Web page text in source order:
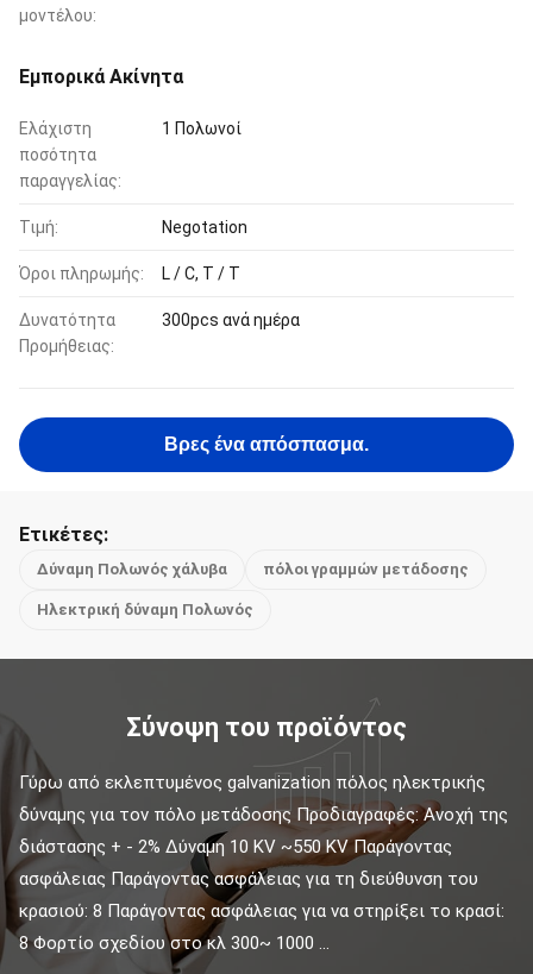
μοντέλου:
Εμπορικά Ακίνητα
Ελάχιστη
ποσότητα
παραγγελίας:
1 Πολωνοί
Τιμή: Negotation
Όροι πληρωμής: L / C, T / T
Δυνατότητα
Προμήθειας:
300pcs ανά ημέρα
Βρες ένα απόσπασμα.
Ετικέτες:
Δύναμη Πολωνός χάλυβα πόλοι γραμμών μετάδοσης
Ηλεκτρική δύναμη Πολωνός
Σύνοψη του προϊόντος
Γύρω από εκλεπτυμένος galvanization πόλος ηλεκτρικής
δύναμης για τον πόλο μετάδοσης Προδιαγραφές: Ανοχή της
διάστασης + - 2% Δύναμη 10 KV ~550 KV Παράγοντας
ασφάλειας Παράγοντας ασφάλειας για τη διεύθυνση του
κρασιού: 8 Παράγοντας ασφάλειας για να στηρίξει το κρασί:
8 Φορτίο σχεδίου στο κλ 300~ 1000 ...